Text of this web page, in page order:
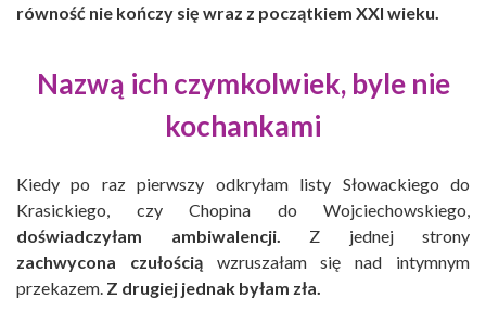
równość nie kończy się wraz z początkiem XXI wieku.
Nazwą ich czymkolwiek, byle nie
kochankami
Kiedy po raz pierwszy odkryłam listy Słowackiego do
Krasickiego, czy Chopina do Wojciechowskiego,
doświadczyłam ambiwalencji.
Z jednej strony
zachwycona czułościąwzruszałam się nad intymnym
przekazem. Z drugiej jednak byłam zła.